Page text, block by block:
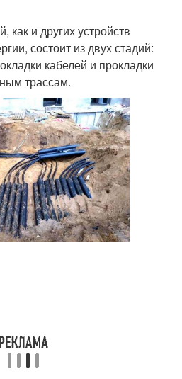
Небронированный
Электрический кабель
Влаги при прокладке
и других устройств
состоит из двух стадий:
кабелей и прокладки
трассам.